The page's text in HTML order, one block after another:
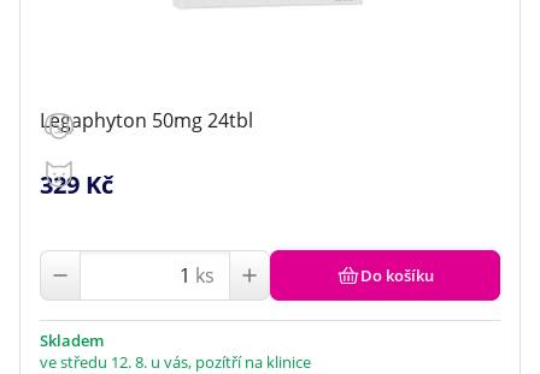
Legaphyton 50mg 24tbl
329 Kč
ks Do košíku
Skladem
ve středu 12. 8. u vás, pozítří na klinice